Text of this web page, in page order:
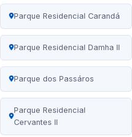
Parque Residencial Carandá
Parque Residencial Damha II
Parque dos Passáros
Parque Residencial
Cervantes II